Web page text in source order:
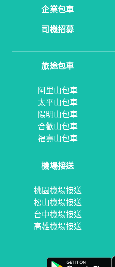
企業包車
司機招募
旅途包車
阿里山包車
太平山包車
陽明山包車
合歡山包車
福壽山包車
機場接送
桃園機場接送
松山機場接送
台中機場接送
高雄機場接送